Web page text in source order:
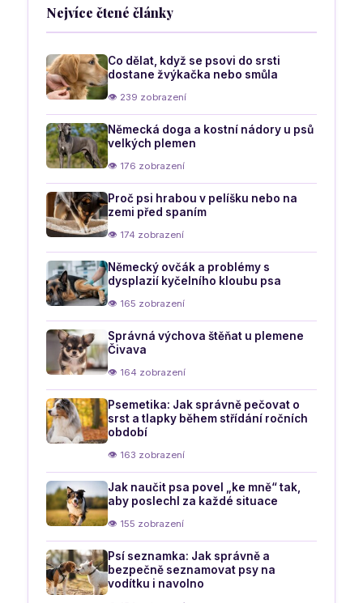
Nejvíce čtené články
Co dělat, když se psovi do srsti
dostane žvýkačka nebo smůla
👁 239 zobrazení
Německá doga a kostní nádory u psů
velkých plemen
👁 176 zobrazení
Proč psi hrabou v pelíšku nebo na
zemi před spaním
👁 174 zobrazení
Německý ovčák a problémy s
dysplazií kyčelního kloubu psa
👁 165 zobrazení
Správná výchova štěňat u plemene
Čivava
👁 164 zobrazení
Psemetika: Jak správně pečovat o
srst a tlapky během střídání ročních
období
👁 163 zobrazení
Jak naučit psa povel „ke mně“ tak,
aby poslechl za každé situace
👁 155 zobrazení
Psí seznamka: Jak správně a
bezpečně seznamovat psy na
vodítku i navolno